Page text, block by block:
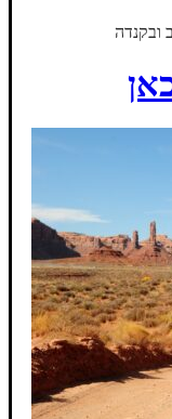
ובקנדה